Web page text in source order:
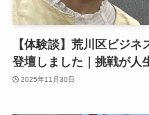
【体験談】荒川区ビジ
登壇しました｜挑戦が人
2025年11月30日